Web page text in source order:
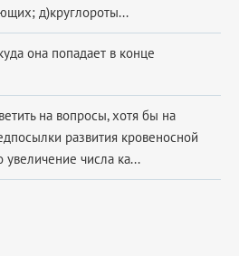
д)круглороты...
она попадает в конце
на вопросы, хотя бы на
развития кровеносной
увеличение числа ка...